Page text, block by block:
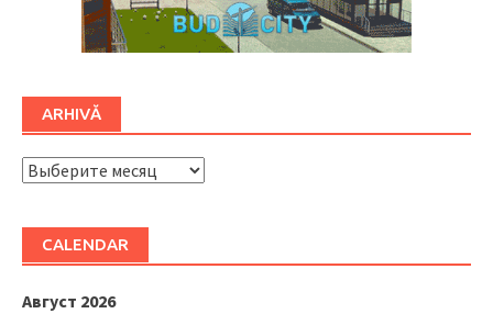
ARHIVĂ
ARHIVĂ
CALENDAR
Август 2026